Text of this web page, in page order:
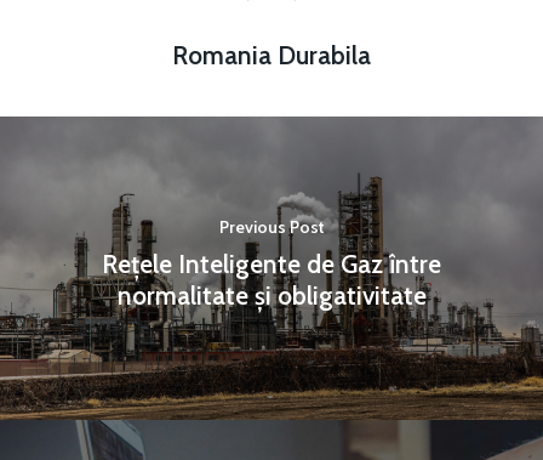
Romania Durabila
Previous Post
Rețele Inteligente de Gaz între
normalitate și obligativitate